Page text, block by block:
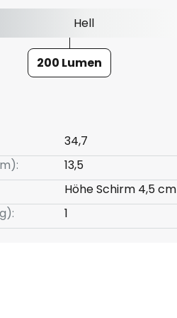
Hell
200 Lumen
34,7
13,5
Höhe Schirm 4,5 cm
1